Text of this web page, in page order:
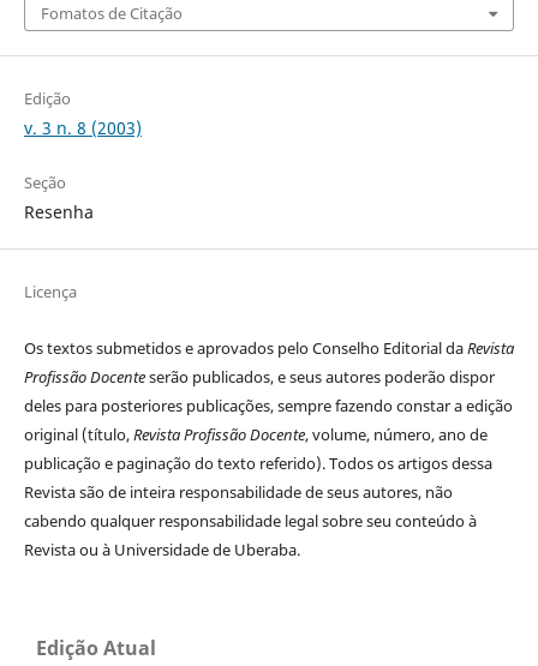
Fomatos de Citação
Edição
v. 3 n. 8 (2003)
Seção
Resenha
Licença
Os textos submetidos e aprovados pelo Conselho Editorial daRevista
Profissão Docenteserão publicados, e seus autores poderão dispor
deles para posteriores publicações, sempre fazendo constar a edição
original (título,Revista Profissão Docente, volume, número, ano de
publicação e paginação do texto referido). Todos os artigos dessa
Revista são de inteira responsabilidade de seus autores, não
cabendo qualquer responsabilidade legal sobre seu conteúdo à
Revista ou à Universidade de Uberaba.
Edição Atual